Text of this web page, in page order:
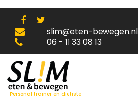
content
slim@eten-bewegen.nl
06 - 11 33 08 13
Personal trainer en diëtiste